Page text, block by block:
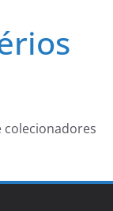
colecionadores